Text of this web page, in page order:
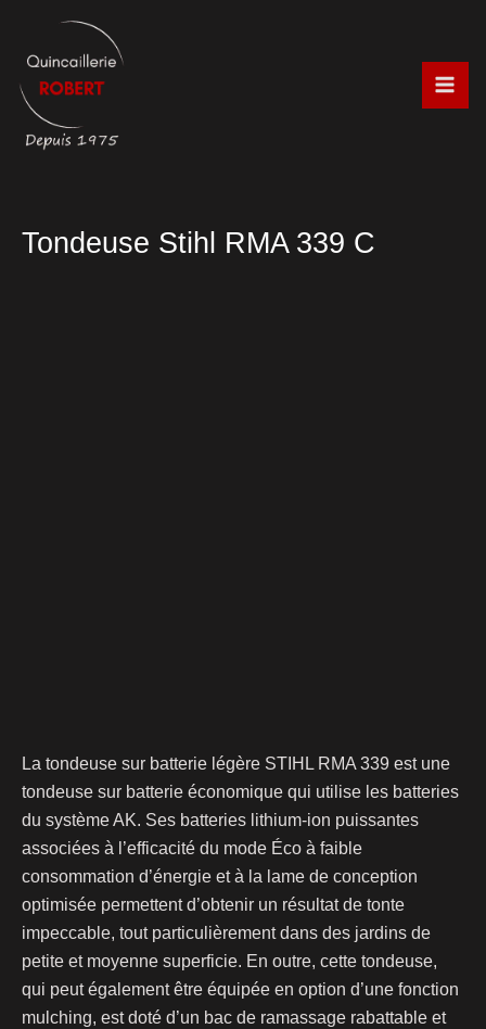
contenu
Tondeuse Stihl RMA 339 C
La tondeuse sur batterie légère STIHL RMA 339 est une
tondeuse sur batterie économique qui utilise les batteries
du système AK. Ses batteries lithium-ion puissantes
associées à l’efficacité du mode Éco à faible
consommation d’énergie et à la lame de conception
optimisée permettent d’obtenir un résultat de tonte
impeccable, tout particulièrement dans des jardins de
petite et moyenne superficie. En outre, cette tondeuse,
qui peut également être équipée en option d’une fonction
mulching, est doté d’un bac de ramassage rabattable et